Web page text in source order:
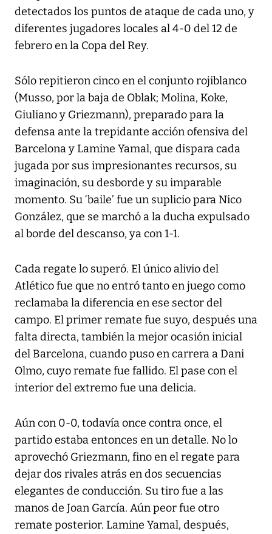
detectados los puntos de ataque de cada uno, y
diferentes jugadores locales al 4-0 del 12 de
febrero en la Copa del Rey.
Sólo repitieron cinco en el conjunto rojiblanco
(Musso, por la baja de Oblak; Molina, Koke,
Giuliano y Griezmann), preparado para la
defensa ante la trepidante acción ofensiva del
Barcelona y Lamine Yamal, que dispara cada
jugada por sus impresionantes recursos, su
imaginación, su desborde y su imparable
momento. Su ‘baile’ fue un suplicio para Nico
González, que se marchó a la ducha expulsado
al borde del descanso, ya con 1-1.
Cada regate lo superó. El único alivio del
Atlético fue que no entró tanto en juego como
reclamaba la diferencia en ese sector del
campo. El primer remate fue suyo, después una
falta directa, también la mejor ocasión inicial
del Barcelona, cuando puso en carrera a Dani
Olmo, cuyo remate fue fallido. El pase con el
interior del extremo fue una delicia.
Aún con 0-0, todavía once contra once, el
partido estaba entonces en un detalle. No lo
aprovechó Griezmann, fino en el regate para
dejar dos rivales atrás en dos secuencias
elegantes de conducción. Su tiro fue a las
manos de Joan García. Aún peor fue otro
remate posterior. Lamine Yamal, después,